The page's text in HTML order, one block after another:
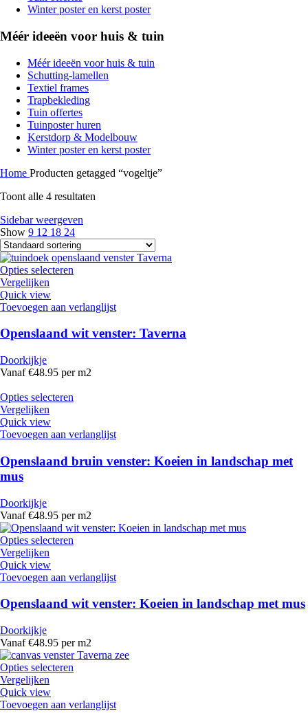
Winter poster en kerst poster
Méér ideeën voor huis & tuin
Méér ideeën voor huis & tuin
Schutting-lamellen
Textiel frames
Trapbekleding
Tuin offertes
Tuinposter huren
Kerstdorp & Modelbouw
Winter poster en kerst poster
Home Producten getagged “vogeltje”
Toont alle 4 resultaten
Sidebar weergeven
Show 9 12 18 24
Opties selecteren
Vergelijken
Quick view
Toevoegen aan verlanglijst
Openslaand wit venster: Taverna
Doorkijkje
Vanaf €48.95 per m2
Opties selecteren
Vergelijken
Quick view
Toevoegen aan verlanglijst
Openslaand bruin venster: Koeien in landschap met
mus
Doorkijkje
Vanaf €48.95 per m2
Opties selecteren
Vergelijken
Quick view
Toevoegen aan verlanglijst
Openslaand wit venster: Koeien in landschap met mus
Doorkijkje
Vanaf €48.95 per m2
Opties selecteren
Vergelijken
Quick view
Toevoegen aan verlanglijst